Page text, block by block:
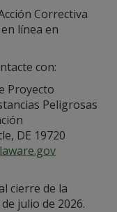
Correctiva
línea en
con:
Proyecto
Peligrosas
DE 19720
cierre de la
julio de 2026.